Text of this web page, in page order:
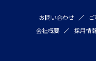
お問い合わせ
会社概要
採用情